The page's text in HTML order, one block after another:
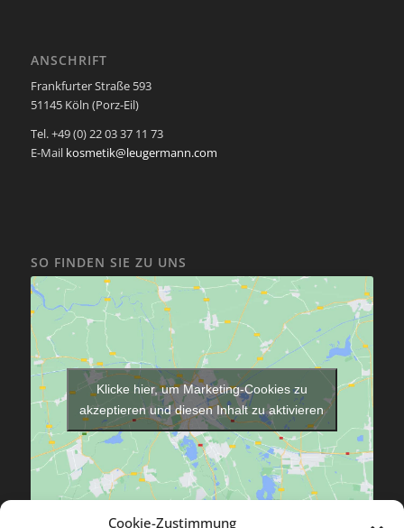
Cookie-Zustimmung
ANSCHRIFT
Frankfurter Straße 593
51145 Köln (Porz-Eil)
Tel. +49 (0) 22 03 37 11 73
E-Mail kosmetik@leugermann.com
SO FINDEN SIE ZU UNS
Klicke hier, um Marketing-Cookies zu
akzeptieren und diesen Inhalt zu aktivieren